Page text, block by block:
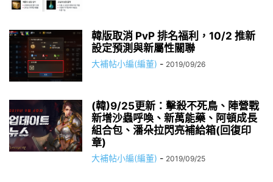
韓版取消 PvP 排名福利，10/2 推新
設定預測與新屬性關聯
大補帖小編(編董) - 2019/09/26
(韓)9/25更新：擊殺不死鳥、陣營戰
新增沙蟲呼喚、新萬能藥、阿頓成長
組合包、潘朵拉閃亮補給箱(回復印
章)
大補帖小編(編董) - 2019/09/25